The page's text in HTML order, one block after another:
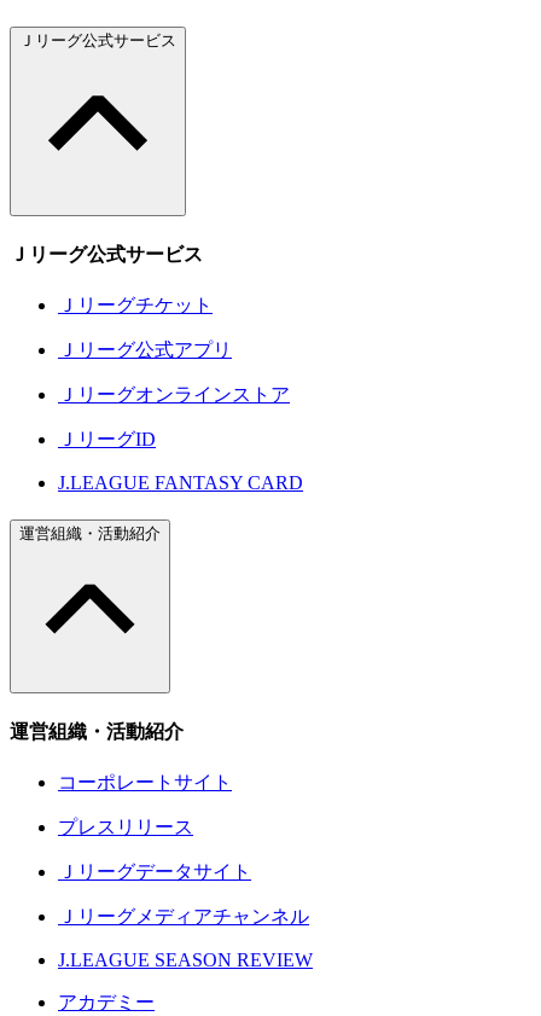
Ｊリーグ公式サービス
Ｊリーグ公式サービス
Ｊリーグチケット
Ｊリーグ公式アプリ
Ｊリーグオンラインストア
ＪリーグID
J.LEAGUE FANTASY CARD
運営組織・活動紹介
運営組織・活動紹介
コーポレートサイト
プレスリリース
Ｊリーグデータサイト
Ｊリーグメディアチャンネル
J.LEAGUE SEASON REVIEW
アカデミー